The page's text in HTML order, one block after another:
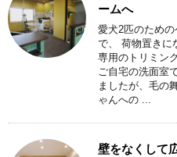
ームへ
愛犬2匹のため
で、 荷物置きに
専用のトリミン
ご自宅の洗面室
ましたが、毛の
ゃんへの ...
壁をなくして